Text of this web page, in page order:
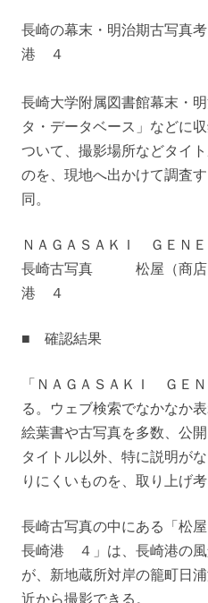
長崎の幕末・明治期古写
港 ４
長崎大学附属図書館幕末・
タ・データベース」などに
ついて、撮影場所などタイ
のを、現地へ出かけて調査
同。
ＮＡＧＡＳＡＫＩ ＧＥＮＥ
長崎古写真 松屋（商
港 ４
■ 確認結果
「ＮＡＧＡＳＡＫＩ ＧＥ
る。ウェブ検索でなかなか
絵葉書や古写真を多数、公開
タイトル以外、特に説明が
りにくいものを、取り上げ考
長崎古写真の中にある「
長崎港 ４」は、長崎港の
が、新地蔵所対岸の籠町日
近から撮影できる。